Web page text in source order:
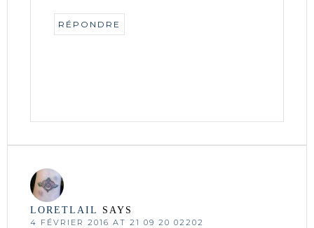
RÉPONDRE
LORETLAIL SAYS
4 FÉVRIER 2016 AT 21 09 20 02202